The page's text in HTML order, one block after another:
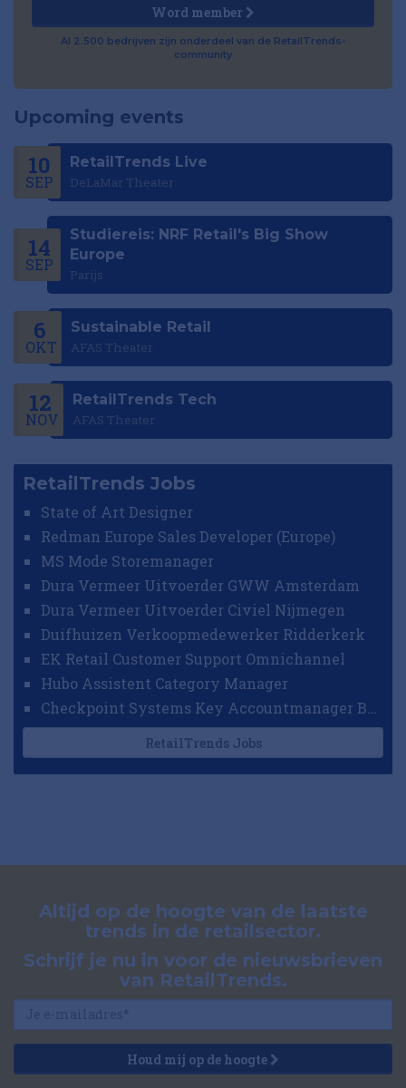
Word member
Al 2.500 bedrijven zijn onderdeel van de RetailTrends-
community
Upcoming events
10
SEP
RetailTrends Live
DeLaMar Theater
14
SEP
Studiereis: NRF Retail's Big Show
Europe
Parijs
6
OKT
Sustainable Retail
AFAS Theater
12
NOV
RetailTrends Tech
AFAS Theater
RetailTrends Jobs
State of Art Designer
Redman Europe Sales Developer (Europe)
MS Mode Storemanager
Dura Vermeer Uitvoerder GWW Amsterdam
Dura Vermeer Uitvoerder Civiel Nijmegen
Duifhuizen Verkoopmedewerker Ridderkerk
EK Retail Customer Support Omnichannel
Hubo Assistent Category Manager
RetailTrends Jobs
Altijd op de hoogte van de laatste
trends in de retailsector.
Schrijf je nu in voor de nieuwsbrieven
van RetailTrends.
Houd mij op de hoogte